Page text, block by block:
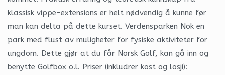
klassisk vippe-extensions er helt nødvendig å kunne før
man kan delta på dette kurset. Verdensparken Nok en
park med flust av muligheter for fysiske aktiviteter for
ungdom. Dette gjør at du får Norsk Golf, kan gå inn og
benytte Golfbox o.l. Priser (inkludrer kost og losji):